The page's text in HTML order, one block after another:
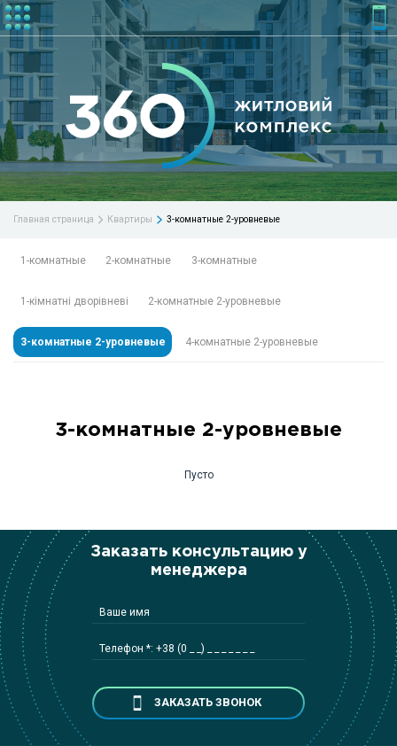
Главная страница Квартиры 3-комнатные 2-уровневые
1 -комнатные 2-комнатные 3-комнатные
1 -кімнатні дворівневі 2-комнатные 2-уровневые
3-комнатные 2-уровневые 4-комнатные 2-уровневые
3-комнатные 2-уровневые
Пусто
Заказать консультацию у
менеджера
Ваше имя
Телефон *: +38 (0 _ _) _ _ _ _ _ _ _
ЗАКАЗАТЬ ЗВОНОК